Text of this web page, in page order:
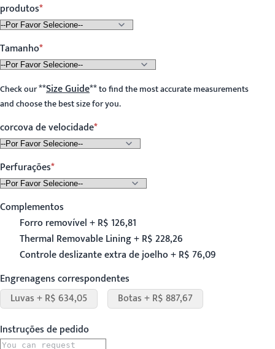
produtos
Tamanho
Check our**Size Guide**to find the most accurate measurements
and choose the best size for you.
corcova de velocidade
Perfurações
Complementos
Forro removível + R$ 126,81
Thermal Removable Lining + R$ 228,26
Controle deslizante extra de joelho + R$ 76,09
Engrenagens correspondentes
Luvas + R$ 634,05
Botas + R$ 887,67
Instruções de pedido